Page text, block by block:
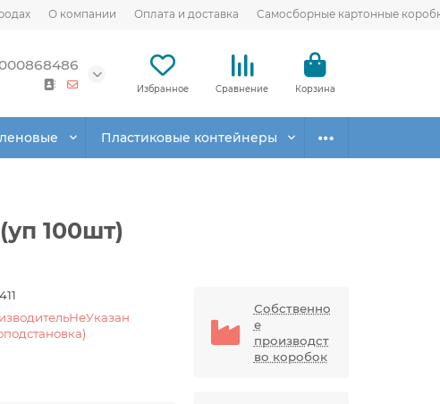
О компании Оплата и доставка Самосборные картонные
Избранное Сравнение Корзина
Пластиковые контейнеры
100шт)
Собственно
е
производст
во коробок